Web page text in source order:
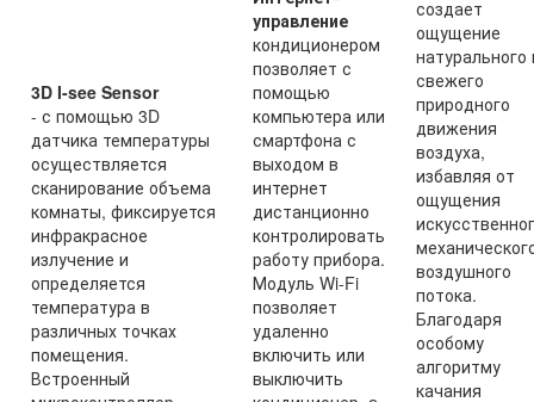
3D I-see Sensor
- с помощью 3D
датчика температуры
осуществляется
сканирование объема
комнаты, фиксируется
инфракрасное
излучение и
определяется
температура в
различных точках
помещения.
Встроенный
управление
кондиционером
позволяет с
помощью
компьютера или
смартфона с
выходом в
интернет
дистанционно
контролировать
работу прибора.
Модуль Wi-Fi
позволяет
удаленно
включить или
выключить
создает
ощущение
натурального
свежего
природного
движения
воздуха,
избавляя от
ощущения
воздушного
потока.
Благодаря
особому
алгоритму
качания